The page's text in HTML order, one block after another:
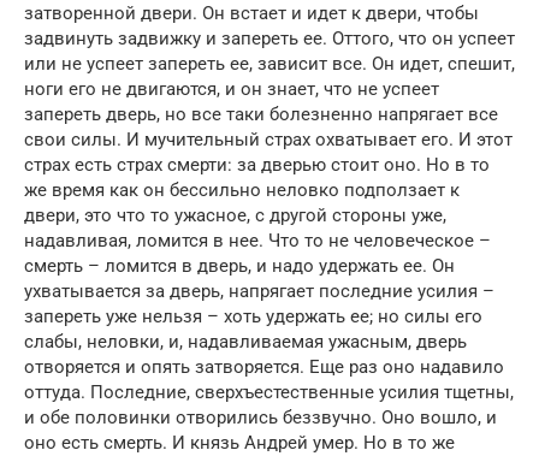
затворенной двери. Он встает и идет к двери, чтобы
задвинуть задвижку и запереть ее. Оттого, что он успеет
или не успеет запереть ее, зависит все. Он идет, спешит,
ноги его не двигаются, и он знает, что не успеет
запереть дверь, но все таки болезненно напрягает все
свои силы. И мучительный страх охватывает его. И этот
страх есть страх смерти: за дверью стоит оно. Но в то
же время как он бессильно неловко подползает к
двери, это что то ужасное, с другой стороны уже,
надавливая, ломится в нее. Что то не человеческое –
смерть – ломится в дверь, и надо удержать ее. Он
ухватывается за дверь, напрягает последние усилия –
запереть уже нельзя – хоть удержать ее; но силы его
слабы, неловки, и, надавливаемая ужасным, дверь
отворяется и опять затворяется. Еще раз оно надавило
оттуда. Последние, сверхъестественные усилия тщетны,
и обе половинки отворились беззвучно. Оно вошло, и
оно есть смерть. И князь Андрей умер. Но в то же